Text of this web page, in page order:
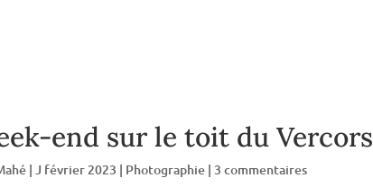
end sur le toit du Vercors
|J février 2023 | Photographie |3 commentaires